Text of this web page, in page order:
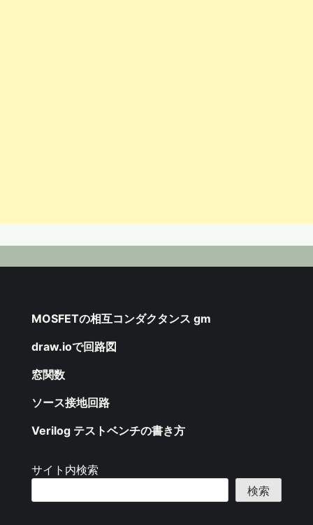
MOSFETの相互コンダクタンス gm
draw.ioで回路図
窓関数
ソース接地回路
Verilog テストベンチの書き方
サイト内検索
検索